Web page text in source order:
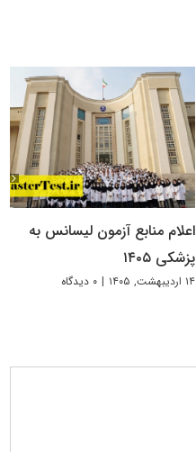
اعلام منابع آزمون لیسانس به
پزشکی ۱۴۰۵
۱۴ اردیبهشت, ۱۴۰۵ | ۰ دیدگاه